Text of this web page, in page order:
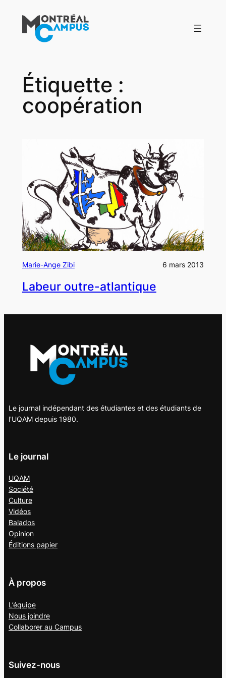
contenu
Étiquette :
coopération
Marie-Ange Zibi 6 mars 2013
Labeur outre-atlantique
Le journal indépendant des étudiantes et des étudiants de
l'UQAM depuis 1980.
Le journal
UQAM
Société
Culture
Vidéos
Balados
Opinion
Éditions papier
À propos
L’équipe
Nous joindre
Collaborer au Campus
Suivez-nous